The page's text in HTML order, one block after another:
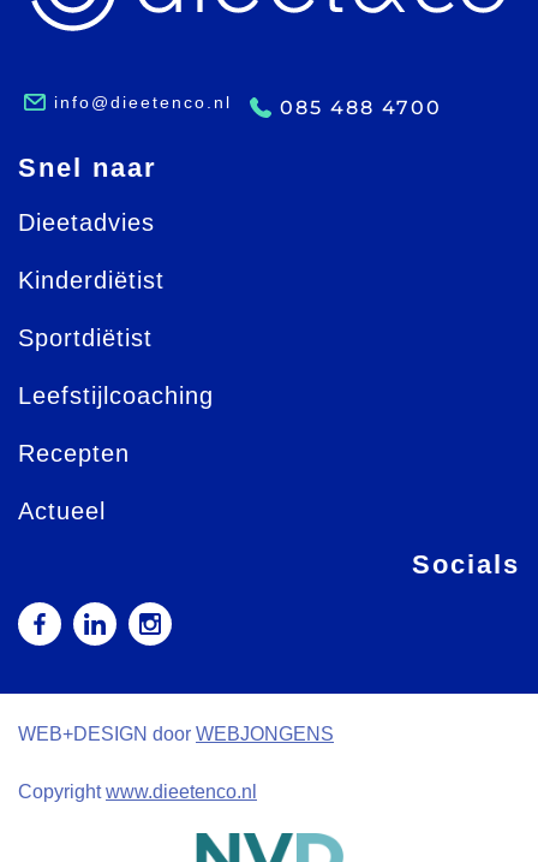
info@dieetenco.nl 085 488 4700
Snel naar
Dieetadvies
Kinderdiëtist
Sportdiëtist
Leefstijlcoaching
Recepten
Actueel
Socials
WEB+DESIGN door WEBJONGENS
Copyrightwww.dieetenco.nl